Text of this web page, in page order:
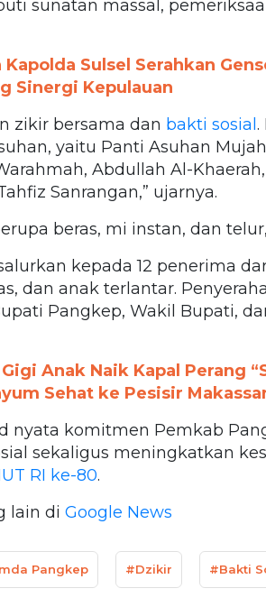
sunatan massal,
Sulsel Serahkan
Sinergi Kepulauan
zikir bersama dan bakti sosial .
yaitu Panti Asuhan
Abdullah Al-
Sanrangan,” ujarnya.
beras, mi instan, dan
kepada 12 penerima
dan anak terlantar.
Pangkep, Wakil Bupati,
Anak Naik Kapal Perang
Sehat ke Pesisir
nyata komitmen Pemkab
sekaligus meningkatkan
RI ke-80.
lain di Google News
Pangkep #Dzikir #Bakti